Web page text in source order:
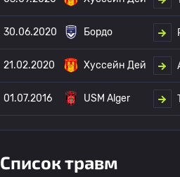
30.06.2020 Бордо
21.02.2020 Хуссейн Дей
01.07.2016 USM Alger
Список травм